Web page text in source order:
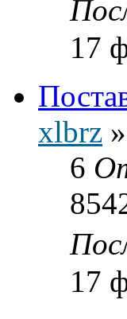
17
xlbrz »
6
17